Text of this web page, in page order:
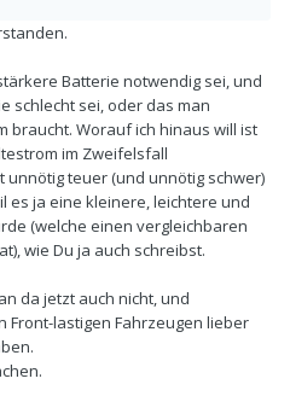
Batterie notwendig sei, und
schlecht sei, oder das man
braucht. Worauf ich hinaus will ist
im Zweifelsfall
unnötig teuer (und unnötig schwer)
es ja eine kleinere, leichtere und
(welche einen vergleichbaren
wie Du ja auch schreibst.
da jetzt auch nicht, und
lastigen Fahrzeugen lieber